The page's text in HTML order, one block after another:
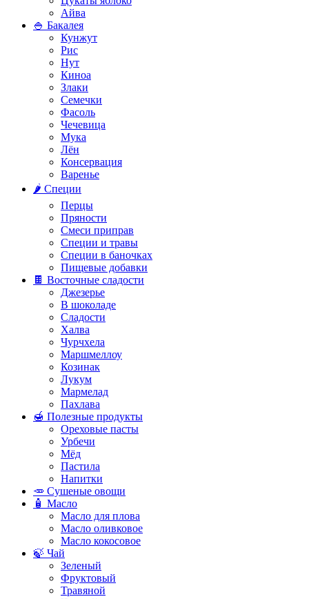
Айва
🍚 Бакалея
Кунжут
Рис
Нут
Киноа
Злаки
Семечки
Фасоль
Чечевица
Мука
Лён
Консервация
Варенье
🌶️ Специи
Перцы
Пряности
Смеси приправ
Специи и травы
Специи в баночках
Пищевые добавки
🍫 Восточные сладости
Джезерье
В шоколаде
Сладости
Халва
Чурчхела
Маршмеллоу
Козинак
Лукум
Мармелад
Пахлава
🍯 Полезные продукты
Ореховые пасты
Урбечи
Мёд
Пастила
Напитки
🥕 Сушеные овощи
🧴 Масло
Масло для плова
Масло оливковое
Масло кокосовое
🍃 Чай
Зеленый
Фруктовый
Травяной